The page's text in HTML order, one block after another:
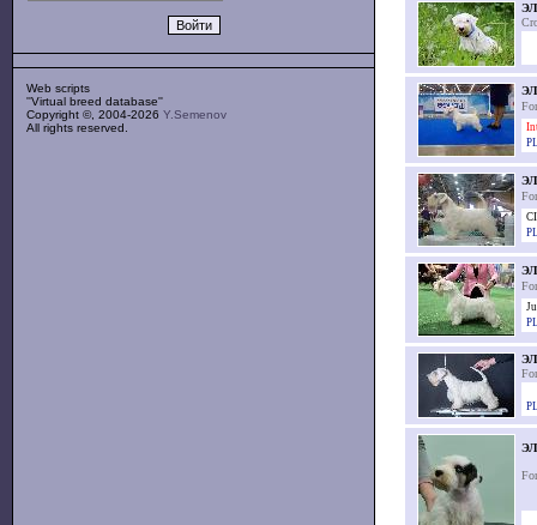
Web scripts
''Virtual breed database''
Copyright ©, 2004-2026 Y.Semenov
All rights reserved.